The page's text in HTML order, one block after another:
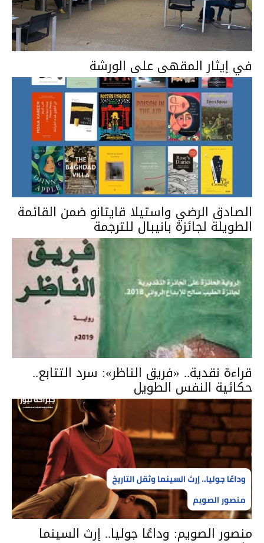
في إيثار المقهى على الورشة
الصادق الرضي واستيلا قايتانو ضمن القائمة
الطويلة لجائزة بانيبال للترجمة
قراءة نقدية.. «فريق الناظر»: سرد التتابع..
حكائية النفس الطويل
منصور الصويم: وداعًا جوليا.. إرث السينما